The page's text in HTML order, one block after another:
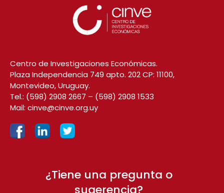
Centro de Investigaciones Económicas.
Plaza Independencia 749 apto. 202 CP: 11100,
Montevideo, Uruguay.
Tel.: (598) 2908 2667 – (598) 2908 1533
Mail: cinve@cinve.org.uy
¿Tiene una pregunta o
sugerencia?